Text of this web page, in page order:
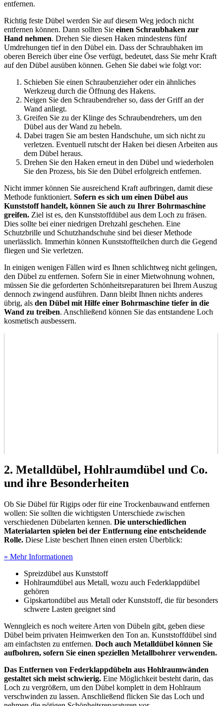
entfernen.
Richtig feste Dübel werden Sie auf diesem Weg jedoch nicht
entfernen können. Dann sollten Sie einen Schraubhaken zur
Hand nehmen. Drehen Sie diesen Haken mindestens fünf
Umdrehungen tief in den Dübel ein. Dass der Schraubhaken im
oberen Bereich über eine Öse verfügt, bedeutet, dass Sie mehr Kraft
auf den Dübel ausüben können. Gehen Sie dabei wie folgt vor:
Schieben Sie einen Schraubenzieher oder ein ähnliches
Werkzeug durch die Öffnung des Hakens.
Neigen Sie den Schraubendreher so, dass der Griff an der
Wand anliegt.
Greifen Sie zu der Klinge des Schraubendrehers, um den
Dübel aus der Wand zu hebeln.
Dabei tragen Sie am besten Handschuhe, um sich nicht zu
verletzen. Eventuell rutscht der Haken bei diesen Arbeiten aus
dem Dübel heraus.
Drehen Sie den Haken erneut in den Dübel und wiederholen
Sie den Prozess, bis Sie den Dübel erfolgreich entfernen.
Nicht immer können Sie ausreichend Kraft aufbringen, damit diese
Methode funktioniert. Sofern es sich um einen Dübel aus
Kunststoff handelt, können Sie auch zu Ihrer Bohrmaschine
greifen. Ziel ist es, den Kunststoffdübel aus dem Loch zu fräsen.
Dies sollte bei einer niedrigen Drehzahl geschehen. Eine
Schutzbrille und Schutzhandschuhe sind bei dieser Methode
unerlässlich. Immerhin können Kunststoffteilchen durch die Gegend
fliegen und Sie verletzen.
In einigen wenigen Fällen wird es Ihnen schlichtweg nicht gelingen,
den Dübel zu entfernen. Sofern Sie in einer Mietwohnung wohnen,
müssen Sie die geforderten Schönheitsreparaturen bei Ihrem Auszug
dennoch zwingend ausführen. Dann bleibt Ihnen nichts anderes
übrig, als den Dübel mit Hilfe einer Bohrmaschine tiefer in die
Wand zu treiben. Anschließend können Sie das entstandene Loch
kosmetisch ausbessern.
2. Metalldübel, Hohlraumdübel und Co.
und ihre Besonderheiten
Ob Sie Dübel für Rigips oder für eine Trockenbauwand entfernen
wollen: Sie sollten die wichtigsten Unterschiede zwischen
verschiedenen Dübelarten kennen. Die unterschiedlichen
Materialarten spielen bei der Entfernung eine entscheidende
Rolle. Diese Liste beschert Ihnen einen ersten Überblick:
» Mehr Informationen
Spreizdübel aus Kunststoff
Hohlraumdübel aus Metall, wozu auch Federklappdübel
gehören
Gipskartondübel aus Metall oder Kunststoff, die für besonders
schwere Lasten geeignet sind
Wenngleich es noch weitere Arten von Dübeln gibt, geben diese
Dübel beim privaten Heimwerken den Ton an. Kunststoffdübel sind
am einfachsten zu entfernen. Doch auch Metalldübel können Sie
aufbohren, sofern Sie einen speziellen Metallbohrer verwenden.
Das Entfernen von Federklappdübeln aus Hohlraumwänden
gestaltet sich meist schwierig. Eine Möglichkeit besteht darin, das
Loch zu vergrößern, um den Dübel komplett in dem Hohlraum
verschwinden zu lassen. Anschließend flicken Sie das Loch und